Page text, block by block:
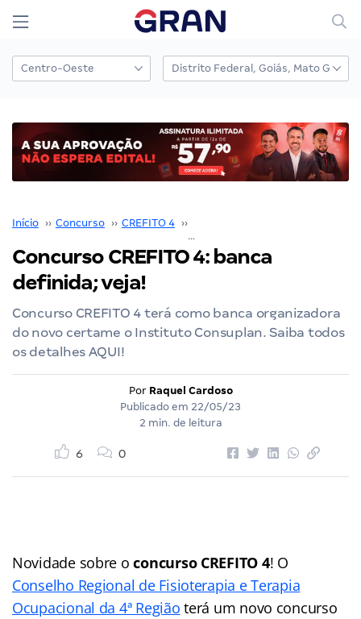
Início ›› Concurso ›› CREFITO 4 ››
Concurso CREFITO 4: banca
definida; veja!
Concurso CREFITO 4 terá como banca organizadora
do novo certame o Instituto Consuplan. Saiba todos
os detalhes AQUI!
Por Raquel Cardoso
Publicado em 22/05/23
2 min. de leitura
6 0
Novidade sobre oconcurso CREFITO 4! O
Conselho Regional de Fisioterapia e Terapia
Ocupacional da 4ª Região terá um novo concurso